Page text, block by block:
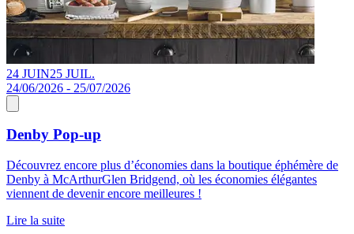
24 JUIN25 JUIL.
24/06/2026 - 25/07/2026
Denby Pop-up
Découvrez encore plus d’économies dans la boutique éphémère de
Denby à McArthurGlen Bridgend, où les économies élégantes
viennent de devenir encore meilleures !
Lire la suite